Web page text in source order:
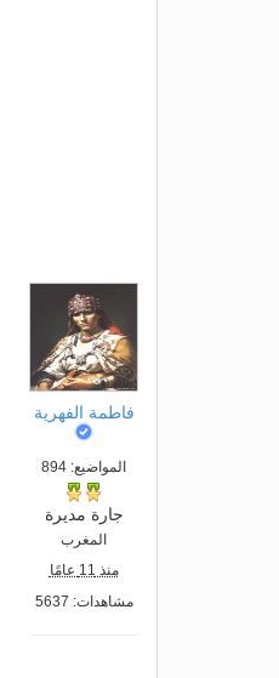
فاطمة الفهرية
المواضيع: 894
جارة مديرة
المغرب
منذ 11 عامًا
مشاهدات: 5637